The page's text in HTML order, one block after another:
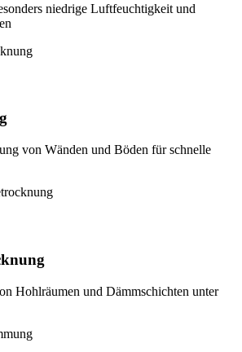
niedrige Luftfeuchtigkeit und
von Wänden und Böden für schnelle
Hohlräumen und Dämmschichten unter